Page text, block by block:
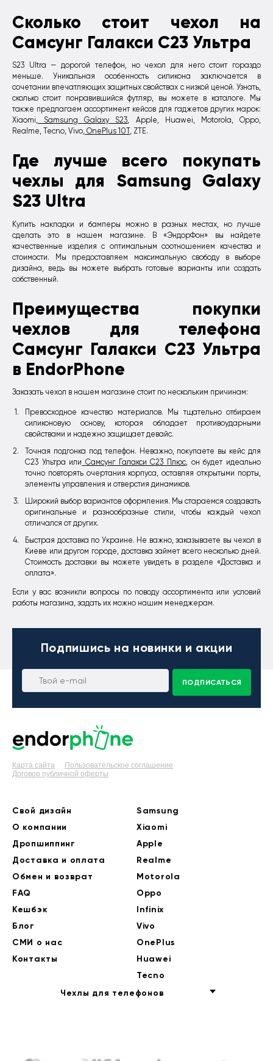
Сколько стоит чехол на
Самсунг Галакси С23 Ультра
S23 Ultra — дорогой телефон, но чехол для него стоит гораздо
меньше. Уникальная особенность силикона заключается в
сочетании впечатляющих защитных свойствах с низкой ценой. Узнать,
сколько стоит понравившийся футляр, вы можете в каталоге. Мы
также предлагаем ассортимент кейсов для гаджетов других марок:
Xiaomi, Samsung Galaxy S23, Apple, Huawei, Motorola, Oppo,
Realme, Tecno, Vivo, OnePlus 10T , ZTE.
Где лучше всего покупать
чехлы для Samsung Galaxy
S23 Ultra
Купить накладки и бамперы можно в разных местах, но лучше
сделать это в нашем магазине. В «ЭндорФон» вы найдете
качественные изделия с оптимальным соотношением качества и
стоимости. Мы предоставляем максимальную свободу в выборе
дизайна, ведь вы можете выбрать готовые варианты или создать
собственный.
Преимущества покупки
чехлов для телефона
Самсунг Галакси С23 Ультра
в EndorPhone
Заказать чехол в нашем магазине стоит по нескольким причинам:
Превосходное качество материалов. Мы тщательно отбираем
силиконовую основу, которая обладает противоударными
свойствами и надежно защищает девайс.
Точная подгонка под телефон. Неважно, покупаете вы кейс для
С23 Ультра или Самсунг Галакси С23 Плюс, он будет идеально
точно повторять очертания корпуса, оставляя открытыми порты,
элементы управления и отверстия динамиков.
Широкий выбор вариантов оформления. Мы стараемся создавать
оригинальные и разнообразные стили, чтобы каждый чехол
отличался от других.
Быстрая доставка по Украине. Не важно, заказываете вы чехол в
Киеве или другом городе, доставка займет всего несколько дней.
Стоимость доставки вы можете увидеть в разделе «Доставка и
оплата».
Если у вас возникли вопросы по поводу ассортимента или условий
работы магазина, задать их можно нашим менеджерам.
Подпишись на новинки и акции
ПОДПИСАТЬСЯ
Карта сайта
Пользовательское соглашение
Договор публичной оферты
Свой дизайн
О компании
Дропшиппинг
Доставка и оплата
Обмен и возврат
FAQ
Кешбэк
Блог
СМИ о нас
Контакты
Samsung
Xiaomi
Apple
Realme
Motorola
Oppo
Infinix
Vivo
OnePlus
Huawei
Tecno
Чехлы для телефонов